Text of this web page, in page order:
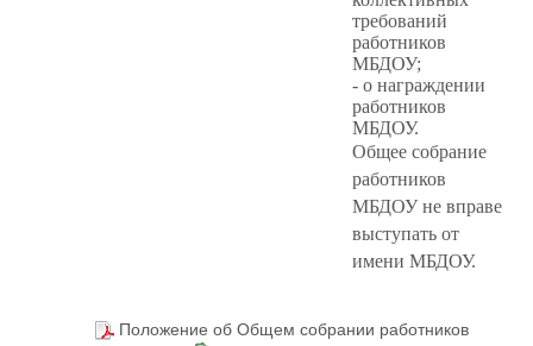
требований
работников
МБДОУ;
- о награждении
работников
МБДОУ.
Общее собрание
работников
МБДОУ не вправе
выступать от
имени МБДОУ.
Положение об Общем собрании работников